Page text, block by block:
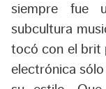
siempre fue
subcultura
tocó con el brit
electrónica